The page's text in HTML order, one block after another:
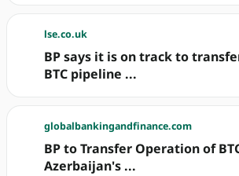
lse.co.uk
BP says it is on track to
BTC pipeline ...
globalbankingandfinance.com
BP to Transfer Operation of
Azerbaijan's ...